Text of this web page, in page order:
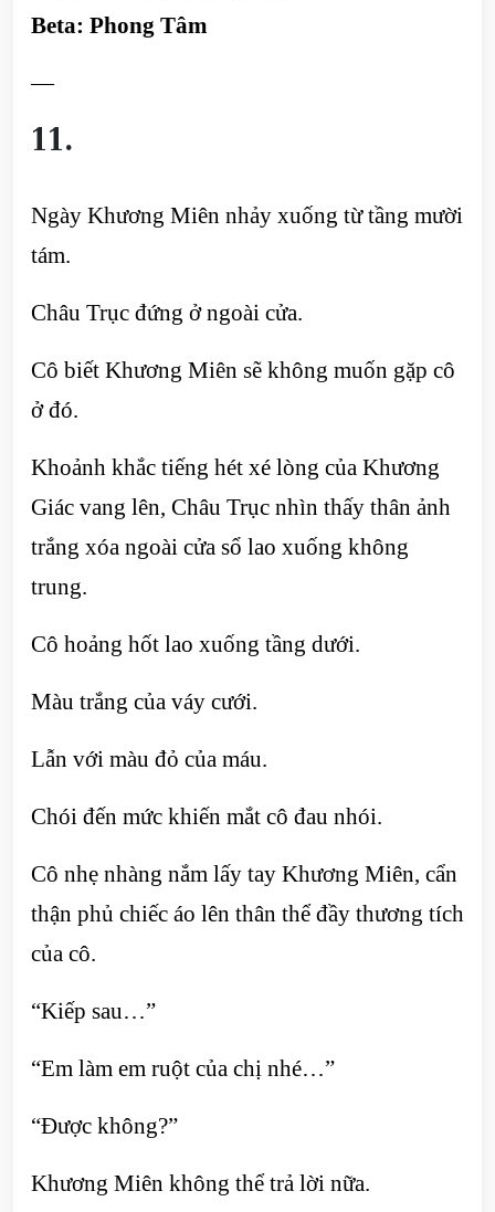
Beta: Phong Tâm
—
11.
Ngày Khương Miên nhảy xuống từ tầng mười
tám.
Châu Trục đứng ở ngoài cửa.
Cô biết Khương Miên sẽ không muốn gặp cô
ở đó.
Khoảnh khắc tiếng hét xé lòng của Khương
Giác vang lên, Châu Trục nhìn thấy thân ảnh
trắng xóa ngoài cửa sổ lao xuống không
trung.
Cô hoảng hốt lao xuống tầng dưới.
Màu trắng của váy cưới.
Lẫn với màu đỏ của máu.
Chói đến mức khiến mắt cô đau nhói.
Cô nhẹ nhàng nắm lấy tay Khương Miên, cẩn
thận phủ chiếc áo lên thân thể đầy thương tích
của cô.
“Kiếp sau…”
“Em làm em ruột của chị nhé…”
“Được không?”
Khương Miên không thể trả lời nữa.